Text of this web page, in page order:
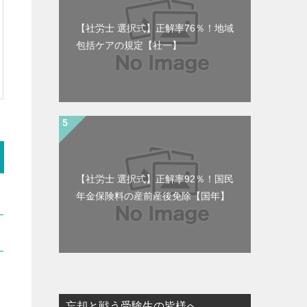
【社労士 選択式】正解率76％！地域
包括ケアの規定【社一】
【社労士 選択式】正解率92％！国民
年金保険料の産前産後免除【国年】